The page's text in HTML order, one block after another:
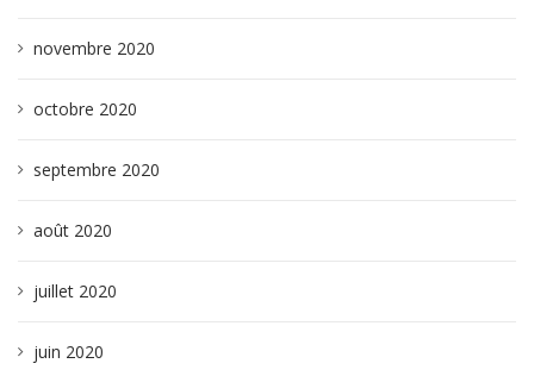
novembre 2020
octobre 2020
septembre 2020
août 2020
juillet 2020
juin 2020